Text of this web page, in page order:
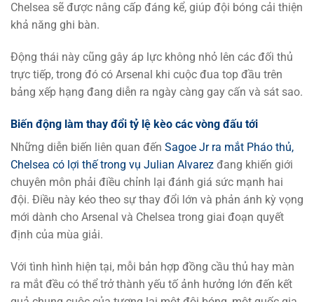
Chelsea sẽ được nâng cấp đáng kể, giúp đội bóng cải thiện
khả năng ghi bàn.
Động thái này cũng gây áp lực không nhỏ lên các đối thủ
trực tiếp, trong đó có Arsenal khi cuộc đua top đầu trên
bảng xếp hạng đang diễn ra ngày càng gay cấn và sát sao.
Biến động làm thay đổi tỷ lệ kèo các vòng đấu tới
Những diễn biến liên quan đến Sagoe Jr ra mắt Pháo thủ,
Chelsea có lợi thế trong vụ Julian Alvarez đang khiến giới
chuyên môn phải điều chỉnh lại đánh giá sức mạnh hai
đội. Điều này kéo theo sự thay đổi lớn và phản ánh kỳ vọng
mới dành cho Arsenal và Chelsea trong giai đoạn quyết
định của mùa giải.
Với tình hình hiện tại, mỗi bản hợp đồng cầu thủ hay màn
ra mắt đều có thể trở thành yếu tố ảnh hưởng lớn đến kết